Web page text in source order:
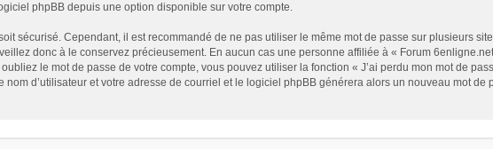
phpBB depuis une option disponible sur votre compte.
sécurisé. Cependant, il est recommandé de ne pas utiliser le même mot de passe sur plusieurs
donc à le conservez précieusement. En aucun cas une personne affiliée à « Forum
le mot de passe de votre compte, vous pouvez utiliser la fonction « J’ai perdu mon mot de
d’utilisateur et votre adresse de courriel et le logiciel phpBB générera alors un nouveau mot de